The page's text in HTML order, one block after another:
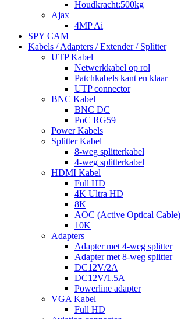
Houdkracht:500kg
Ajax
4MP Ai
SPY CAM
Kabels / Adapters / Extender / Splitter
UTP Kabel
Netwerkkabel op rol
Patchkabels kant en klaar
UTP connector
BNC Kabel
BNC DC
PoC RG59
Power Kabels
Splitter Kabel
8-weg splitterkabel
4-weg splitterkabel
HDMI Kabel
Full HD
4K Ultra HD
8K
AOC (Active Optical Cable)
10K
Adapters
Adapter met 4-weg splitter
Adapter met 8-weg splitter
DC12V/2A
DC12V/1.5A
Powerline adapter
VGA Kabel
Full HD